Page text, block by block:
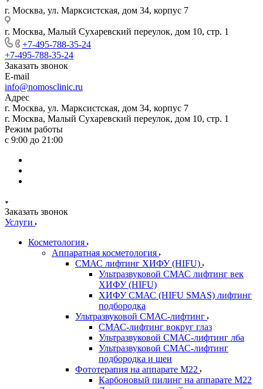
г. Москва, ул. Марксистская, дом 34, корпус 7
г. Москва, Малый Сухаревский переулок, дом 10, стр. 1
+7-495-788-35-24
+7-495-788-35-24
Заказать звонок
E-mail
info@nomosclinic.ru
Адрес
г. Москва, ул. Марксистская, дом 34, корпус 7
г. Москва, Малый Сухаревский переулок, дом 10, стр. 1
Режим работы
с 9:00 до 21:00
Заказать звонок
Услуги
Косметология
Аппаратная косметология
СМАС лифтинг ХИФУ (HIFU)
Ультразвуковой СМАС лифтинг век
ХИФУ (HIFU)
ХИФУ СМАС (HIFU SMAS) лифтинг
подбородка
Ультразвуковой СМАС-лифтинг
СМАС-лифтинг вокруг глаз
Ультразвуковой СМАС-лифтинг лба
Ультразвуковой СМАС-лифтинг
подбородка и шеи
Фототерапия на аппарате M22
Карбоновый пилинг на аппарате М22